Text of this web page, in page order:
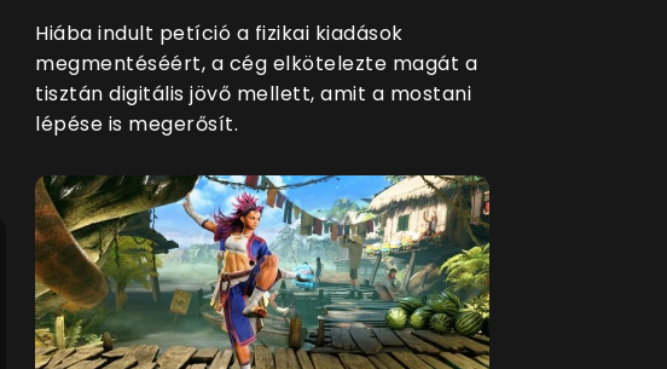
Hiába indult petíció a fizikai kiadások
megmentéséért, a cég elkötelezte magát a
tisztán digitális jövő mellett, amit a mostani
lépése is megerősít.